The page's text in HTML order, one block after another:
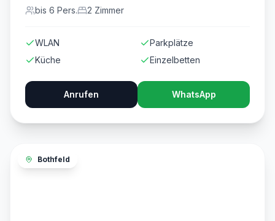
bis 6 Pers. 2 Zimmer
WLAN
Parkplätze
Küche
Einzelbetten
Anrufen WhatsApp
Bothfeld